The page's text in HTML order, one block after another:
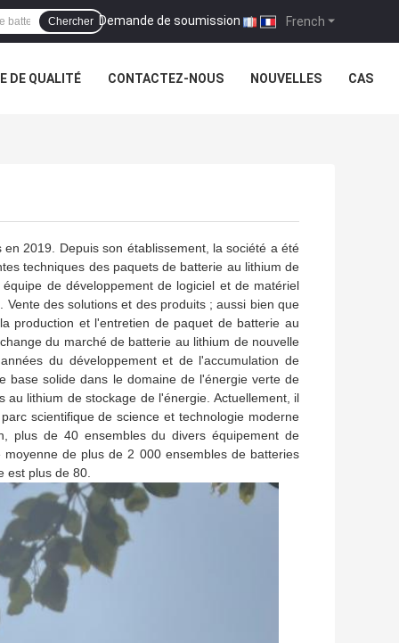
French
Demande de soumission |
Chercher
DE QUALITÉ CONTACTEZ-NOUS NOUVELLES CAS
2019. Depuis son établissement, la société a été
techniques des paquets de batterie au lithium de
de développement de logiciel et de matériel
des solutions et des produits ; aussi bien que
production et l'entretien de paquet de batterie au
du marché de batterie au lithium de nouvelle
du développement et de l'accumulation de
base solide dans le domaine de l'énergie verte de
lithium de stockage de l'énergie. Actuellement, il
scientifique de science et technologie moderne
plus de 40 ensembles du divers équipement de
de plus de 2 000 ensembles de batteries
est plus de 80.